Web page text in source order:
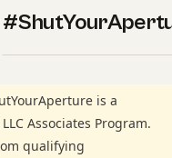
is a
Associates Program.
qualifying